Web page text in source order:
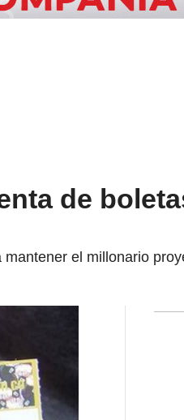
de
el millonario